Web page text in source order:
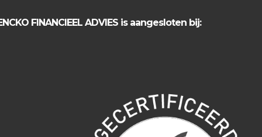
FINANCIEEL ADVIES is aangesloten bij: